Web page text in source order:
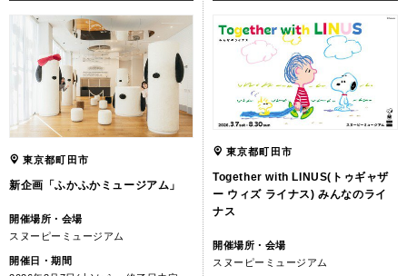
東京都町田市
新企画「ふかふかミュージアム」
開催場所・会場
スヌーピーミュージアム
開催日・期間
東京都町田市
Together with LINUS(トゥギャザ
ー ウィズ ライナス) みんなのライ
ナス
開催場所・会場
スヌーピーミュージアム